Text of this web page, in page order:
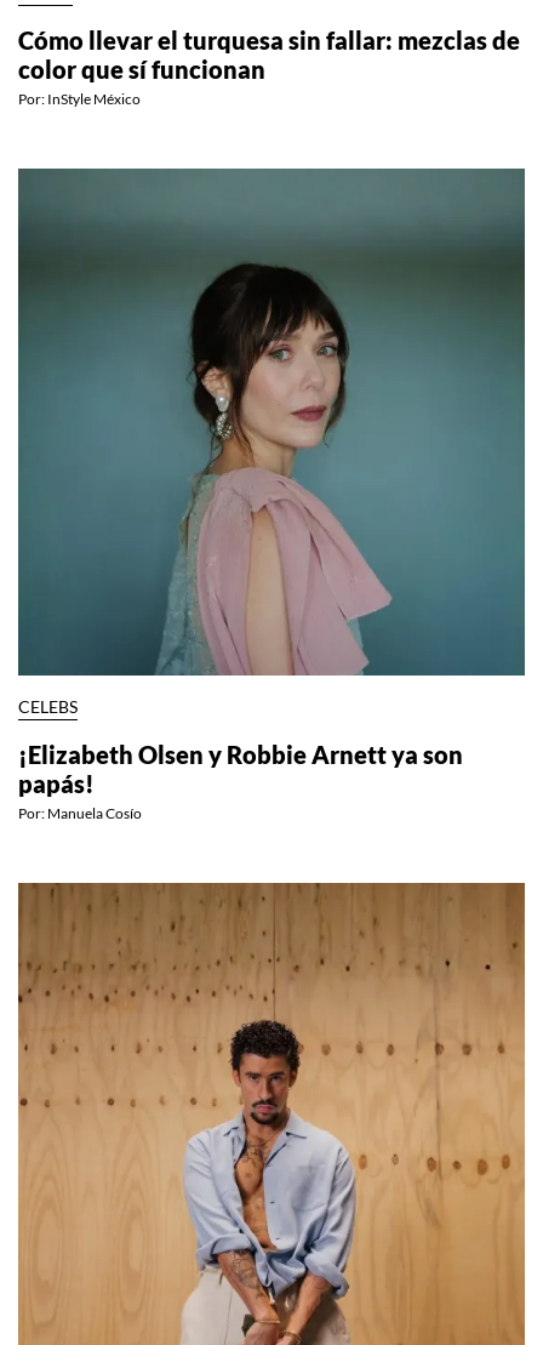
Cómo llevar el turquesa sin fallar: mezclas de
color que sí funcionan
Por: InStyle México
CELEBS
¡Elizabeth Olsen y Robbie Arnett ya son
papás!
Por: Manuela Cosío